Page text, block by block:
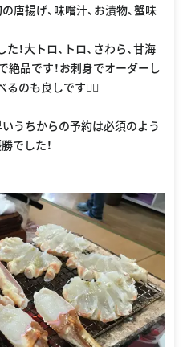
唐揚げ、味噌汁、お漬物、蟹味
！大トロ、トロ、さわら、甘海
絶品です！お刺身でオーダーし
のも良しです👌🏻
うちからの予約は必須のよう
でした！